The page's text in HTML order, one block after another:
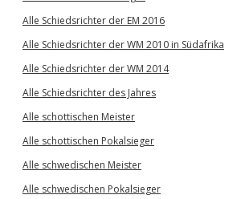
Alle Schiedsrichter der EM 2016
Alle Schiedsrichter der WM 2010 in Südafrika
Alle Schiedsrichter der WM 2014
Alle Schiedsrichter des Jahres
Alle schottischen Meister
Alle schottischen Pokalsieger
Alle schwedischen Meister
Alle schwedischen Pokalsieger